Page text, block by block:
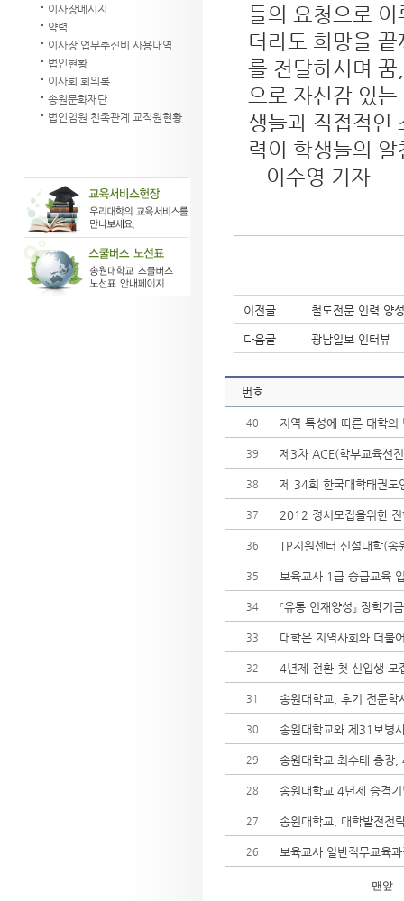
이사장메시지
약력
이사장 업무추진비 사용내역
법인현황
이사회 회의록
송원문화재단
법인임원 친족관계 교직원현황
들의 요청으로
더라도 희망을
를 전달하시며
으로 자신감 있
생들과 직접적인
력이 학생들의
- 이수영 기자 -
이전글 철도전문 인력 양
다음글 광남일보 인터뷰
번호
40
39 제3차 ACE(학부교육선
38 제 34회 한국대학태권도
37 2012 정시모집을위한
36 TP지원센터 신설대학(송
35 보육교사 1급 승급교육
34 『유통 인재양성』 장학기
33 대학은 지역사회와 더불
32 4년제 전환 첫 신입생 모
31 송원대학교, 후기 전문학
30 송원대학교와 제31보병사
29 송원대학교 최수태 총장
28 송원대학교 4년제 승격
27 송원대학교, 대학발전전
26 보육교사 일반직무교육
맨앞